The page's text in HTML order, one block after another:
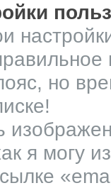
но
я могу